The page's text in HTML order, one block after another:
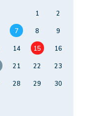
1
2
7 8
9
14 15
16
21 22
23
28 29
30